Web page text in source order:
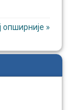
опширније »